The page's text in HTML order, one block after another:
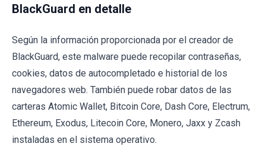
BlackGuard en detalle
Según la información proporcionada por el creador de
BlackGuard, este malware puede recopilar contraseñas,
cookies, datos de autocompletado e historial de los
navegadores web. También puede robar datos de las
carteras Atomic Wallet, Bitcoin Core, Dash Core, Electrum,
Ethereum, Exodus, Litecoin Core, Monero, Jaxx y Zcash
instaladas en el sistema operativo.